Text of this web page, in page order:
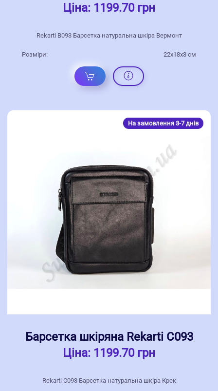
Ціна: 1199.70 грн
Rekarti В093 Барсетка натуральна шкіра Вермонт
Розміри: 22х18х3 см
На замовлення 3-7 днів
Барсетка шкіряна Rekarti С093
Ціна: 1199.70 грн
Rekarti С093 Барсетка натуральна шкіра Крек